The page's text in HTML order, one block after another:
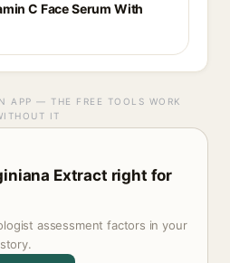
C Face Serum With
APP — THE FREE TOOLS WORK
IT
Extract right for
assessment factors in your